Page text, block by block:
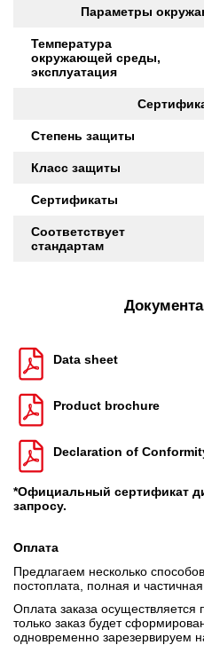
Параметры
Температура
окружающей среды,
эксплуатация
Степень защиты
Класс защиты
Сертификаты
Соответствует
стандартам
Data sheet
Product brochure
Declaration of
*Официальный сертификат
запросу.
Оплата
Предлагаем несколько
постоплата, полная и
Оплата заказа осуществляется
только заказ будет
одновременно зарезервируем